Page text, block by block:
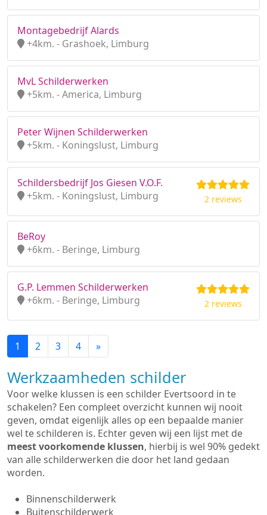
Montagebedrijf Alards
+4km. - Grashoek, Limburg
MvL Schilderwerken
+5km. - America, Limburg
Peter Wijnen Schilderwerken
+5km. - Koningslust, Limburg
Schildersbedrijf Jos Giesen V.O.F.
+5km. - Koningslust, Limburg
2 reviews
BeRoy
+6km. - Beringe, Limburg
G.P. Lemmen Schilderwerken
+6km. - Beringe, Limburg
2 reviews
1 2 3 4 »
Werkzaamheden schilder
Voor welke klussen is een schilder Evertsoord in te
schakelen? Een compleet overzicht kunnen wij nooit
geven, omdat eigenlijk alles op een bepaalde manier
wel te schilderen is. Echter geven wij een lijst met de
meest voorkomende klussen, hierbij is wel 90% gedekt
van alle schilderwerken die door het land gedaan
worden.
Binnenschilderwerk
Buitenschilderwerk